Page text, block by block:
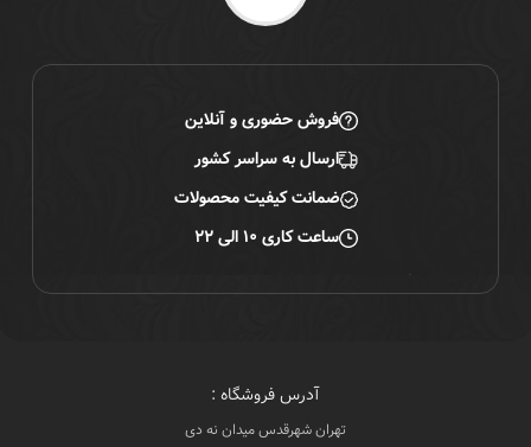
فروش حضوری و آنلاین
ارسال به سراسر کشور
ضمانت کیفیت محصولات
ساعت کاری ۱۰ الی ۲۲
آدرس فروشگاه :
تهران شهرقدس میدان نه دی